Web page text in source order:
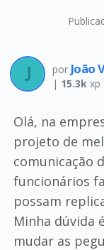
por João
| 15.3kxp
Olá, na
projeto de
comunicação
funcionários
possam
Minha dúvida
mudar as